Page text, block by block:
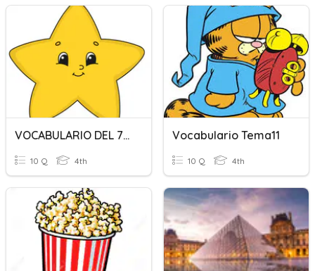
VOCABULARIO DEL 761 AL 770
10 Q 4th
Vocabulario Tema11
10 Q 4th